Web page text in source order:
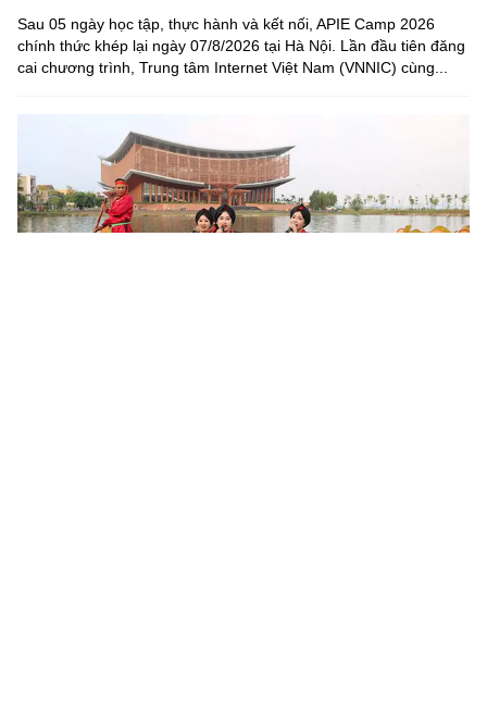
Sau 05 ngày học tập, thực hành và kết nối, APIE Camp 2026
chính thức khép lại ngày 07/8/2026 tại Hà Nội. Lần đầu tiên đăng
cai chương trình, Trung tâm Internet Việt Nam (VNNIC) cùng...